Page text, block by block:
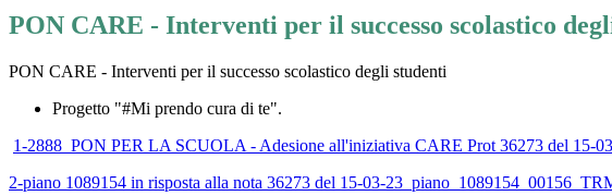
PON CARE - Interventi per il successo scolastico
PON CARE - Interventi per il successo scolastico degli studenti
Progetto "#Mi prendo cura di te".
1-2888_PON PER LA SCUOLA - Adesione all'iniziativa CARE Prot 36273 del
2-piano 1089154 in risposta alla nota 36273 del 15-03-